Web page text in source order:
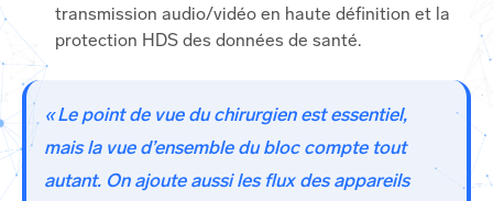
transmission audio/vidéo en haute définition et la
protection HDS des données de santé.
« Le point de vue du chirurgien est essentiel,
mais la vue d’ensemble du bloc compte tout
autant. On ajoute aussi les flux des appareils